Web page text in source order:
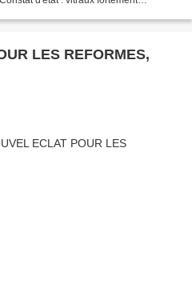
LES REFORMES,